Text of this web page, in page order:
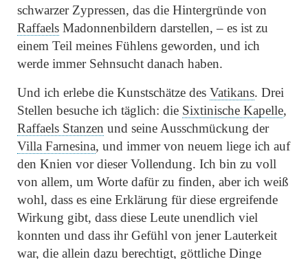
schwarzer Zypressen, das die Hintergründe von
Raffaels Madonnenbildern darstellen, – es ist zu
einem Teil meines Fühlens geworden, und ich
werde immer Sehnsucht danach haben.
Und ich erlebe die Kunstschätze des Vatikans. Drei
Stellen besuche ich täglich: die Sixtinische Kapelle,
Raffaels Stanzen und seine Ausschmückung der
Villa Farnesina, und immer von neuem liege ich auf
den Knien vor dieser Vollendung. Ich bin zu voll
von allem, um Worte dafür zu finden, aber ich weiß
wohl, dass es eine Erklärung für diese ergreifende
Wirkung gibt, dass diese Leute unendlich viel
konnten und dass ihr Gefühl von jener Lauterkeit
war, die allein dazu berechtigt, göttliche Dinge